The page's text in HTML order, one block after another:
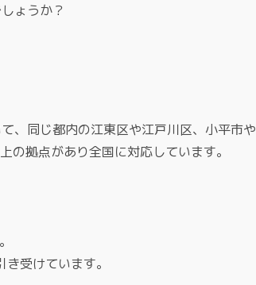
ょうか？
、同じ都内の江東区や江戸川区、小平市や
拠点があり全国に対応しています。
受けています。